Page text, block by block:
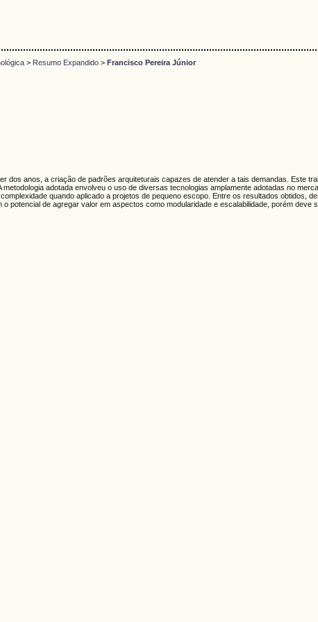
> Resumo Expandido> Francisco Pereira Júnior
anos, a criação de padrões arquiteturais capazes de atender a tais demandas. Este
adotada envolveu o uso de diversas tecnologias amplamente adotadas no
quando aplicado a projetos de pequeno escopo. Entre os resultados obtidos,
de agregar valor em aspectos como modularidade e escalabilidade, porém deve